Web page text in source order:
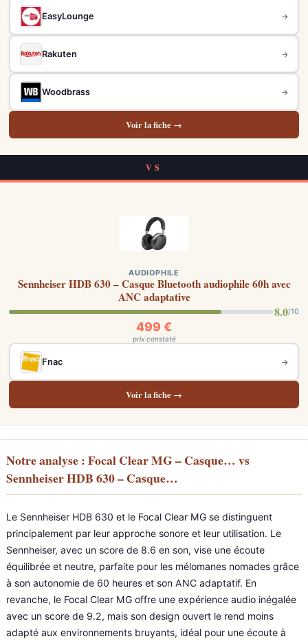
EasyLounge →
Rakuten →
Woodbrass →
Voir la fiche →
VS
AUDIOPHILE
Sennheiser HDB 630 – Casque Bluetooth audiophile 60h avec
ANC adaptative
8.0/10
499 €
prix constaté
Fnac →
Voir la fiche →
Notre analyse : Focal Clear MG – Casque… vs
Sennheiser HDB 630 – Casque…
Le Sennheiser HDB 630 et le Focal Clear MG se distinguent
principalement par leur approche sonore et leur utilisation. Le
Sennheiser, avec un score de 8.6 en son, vise une écoute
équilibrée et neutre, parfaite pour les mélomanes nomades grâce
à son autonomie de 60 heures et son ANC adaptatif. En
revanche, le Focal Clear MG offre une expérience audio inégalée
avec un score de 9.2, mais son design ouvert le rend moins
adapté aux environnements bruyants, idéal pour une écoute à